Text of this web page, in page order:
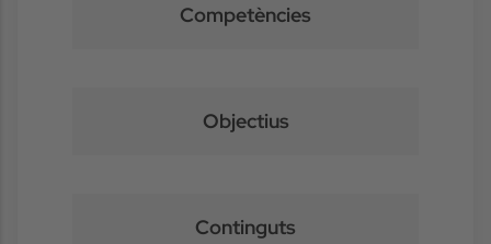
Competències
Objectius
Continguts